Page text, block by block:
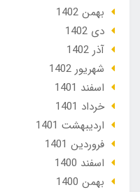
بهمن 1402
دی 1402
آذر 1402
شهریور 1402
اسفند 1401
خرداد 1401
ارديبهشت 1401
فروردین 1401
اسفند 1400
بهمن 1400